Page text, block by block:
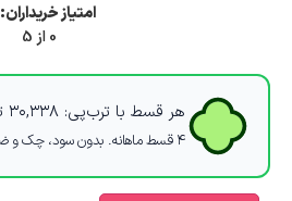
امتیاز خریداران:
0 از 5
هر قسط با ترب‌پی: ۳۰,۳۳۸
۴ قسط ماهانه. بدون سود، چک و ضامن.